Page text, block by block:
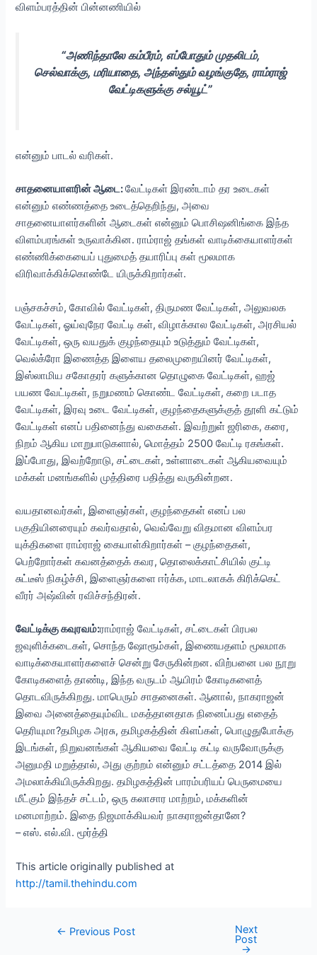
விளம்பரத்தின் பின்னணியில்
“அணிந்தாலே கம்பீரம், எப்போதும் முதலிடம்,
செல்வாக்கு, மரியாதை, அந்தஸ்தும் வழங்குதே, ராம்ராஜ்
வேட்டிகளுக்கு சல்யூட்”
என்னும் பாடல் வரிகள்.
சாதனையாளரின் ஆடை:வேட்டிகள் இரண்டாம் தர உடைகள்
என்னும் எண்ணத்தை உடைத்தெறிந்து, அவை
சாதனையாளர்களின் ஆடைகள் என்னும் பொசிஷனிங்கை இந்த
விளம்பரங்கள் உருவாக்கின. ராம்ராஜ் தங்கள் வாடிக்கையாளர்கள்
எண்ணிக்கையைப் புதுமைத் தயாரிப்பு கள் மூலமாக
விரிவாக்கிக்கொண்டே யிருக்கிறார்கள்.
பஞ்சகச்சம், கோவில் வேட்டிகள், திருமண வேட்டிகள், அலுவலக
வேட்டிகள், ஓய்வுநேர வேட்டி கள், விழாக்கால வேட்டிகள், அரசியல்
வேட்டிகள், ஒரு வயதுக் குழந்தையும் உடுத்தும் வேட்டிகள்,
வெல்க்ரோ இணைத்த இளைய தலைமுறையினர் வேட்டிகள்,
இஸ்லாமிய சகோதரர் களுக்கான தொழுகை வேட்டிகள், ஹஜ்
பயண வேட்டிகள், நறுமணம் கொண்ட வேட்டிகள், கறை படாத
வேட்டிகள், இரவு உடை வேட்டிகள், குழந்தைகளுக்குத் தூளி கட்டும்
வேட்டிகள் எனப் பதினைந்து வகைகள். இவற்றுள் ஜரிகை, கரை,
நிறம் ஆகிய மாறுபாடுகளால், மொத்தம் 2500 வேட்டி ரகங்கள்.
இப்போது, இவற்றோடு, சட்டைகள், உள்ளாடைகள் ஆகியவையும்
மக்கள் மனங்களில் முத்திரை பதித்து வருகின்றன.
வயதானவர்கள், இளைஞர்கள், குழந்தைகள் எனப் பல
பகுதியினரையும் கவர்வதால், வெவ்வேறு விதமான விளம்பர
யுக்திகளை ராம்ராஜ் கையாள்கிறார்கள் – குழந்தைகள்,
பெற்றோர்கள் கவனத்தைக் கவர, தொலைக்காட்சியில் குட்டி
சுட்டீஸ் நிகழ்ச்சி, இளைஞர்களை ஈர்க்க, மாடலாகக் கிரிக்கெட்
வீரர் அஷ்வின் ரவிச்சந்திரன்.
வேட்டிக்கு கவுரவம்:ராம்ராஜ் வேட்டிகள், சட்டைகள் பிரபல
ஜவுளிக்கடைகள், சொந்த ஷோரூம்கள், இணையதளம் மூலமாக
வாடிக்கையாளர்களைச் சென்று சேருகின்றன. விற்பனை பல நூறு
கோடிகளைத் தாண்டி, இந்த வருடம் ஆயிரம் கோடிகளைத்
தொடவிருக்கிறது. மாபெரும் சாதனைகள். ஆனால், நாகராஜன்
இவை அனைத்தையும்விட மகத்தானதாக நினைப்பது எதைத்
தெரியுமா?தமிழக அரசு, தமிழகத்தின் கிளப்கள், பொழுதுபோக்கு
இடங்கள், நிறுவனங்கள் ஆகியவை வேட்டி கட்டி வருவோருக்கு
அனுமதி மறுத்தால், அது குற்றம் என்னும் சட்டத்தை 2014 இல்
அமலாக்கியிருக்கிறது. தமிழகத்தின் பாரம்பரியப் பெருமையை
மீட்கும் இந்தச் சட்டம், ஒரு கலாசார மாற்றம், மக்களின்
மனமாற்றம். இதை நிஜமாக்கியவர் நாகராஜன்தானே?
– எஸ். எல்.வி. மூர்த்தி
This article originally published at
http://tamil.thehindu.com
Post← Previous Post Next
Post
→